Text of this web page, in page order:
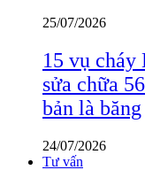
25/07/2026
15 vụ cháy
sửa chữa
bản là băng
24/07/2026
Tư vấn